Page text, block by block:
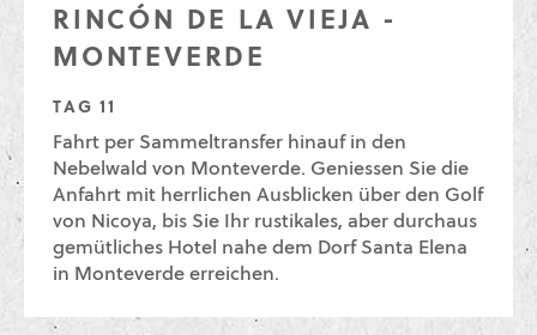
RINCÓN DE LA VIEJA -
MONTEVERDE
TAG 11
Fahrt per Sammeltransfer hinauf in den
Nebelwald von Monteverde. Geniessen Sie die
Anfahrt mit herrlichen Ausblicken über den Golf
von Nicoya, bis Sie Ihr rustikales, aber durchaus
gemütliches Hotel nahe dem Dorf Santa Elena
in Monteverde erreichen.